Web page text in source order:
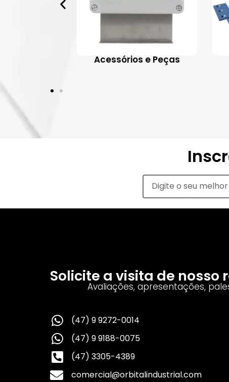
Acessórios e Peças
Solicite a visita de nosso
Avaliações, apresentações,
(47) 9 9272-0014
(47) 9 9188-0075
(47) 3305-4389
comercial@orbitalindustrial.com